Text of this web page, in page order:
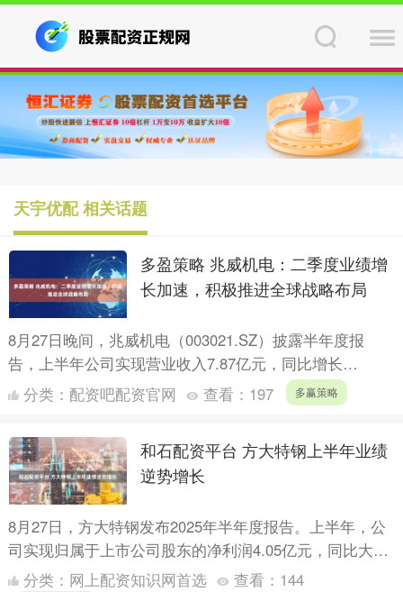
天宇优配 相关话题
多盈策略 兆威机电：二季度业绩增
长加速，积极推进全球战略布局
8月27日晚间，兆威机电（003021.SZ）披露半年度报
告，上半年公司实现营业收入7.87亿元，同比增长
21.93%；归母净利润1.13亿元，同比增长20.7....
分类： 配资吧配资官网 查看： 197 多赢策略
和石配资平台 方大特钢上半年业绩
逆势增长
8月27日，方大特钢发布2025年半年度报告。上半年，公
司实现归属于上市公司股东的净利润4.05亿元，同比大幅
增长148.75%，在钢铁行业整体承压的背景下交出....
分类： 网上配资知识网首选 查看： 144